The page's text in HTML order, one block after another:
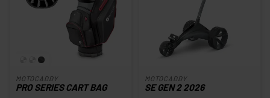
MOTOCADDY
PRO SERIES CART BAG
MOTOCADDY
SE GEN 2 2026